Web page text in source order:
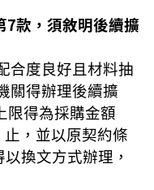
款，須敘明後續擴
合度良好且材料抽
關得辦理後續擴
限得為採購金額
止，並以原契約條
換文方式辦理，